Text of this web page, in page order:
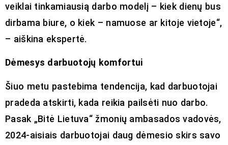
veiklai tinkamiausią darbo modelį – kiek dienų bus
dirbama biure, o kiek – namuose ar kitoje vietoje“,
– aiškina ekspertė.
Dėmesys darbuotojų komfortui
Šiuo metu pastebima tendencija, kad darbuotojai
pradeda atskirti, kada reikia pailsėti nuo darbo.
Pasak „Bitė Lietuva“ žmonių ambasados vadovės,
2024-aisiais darbuotojai daug dėmesio skirs savo